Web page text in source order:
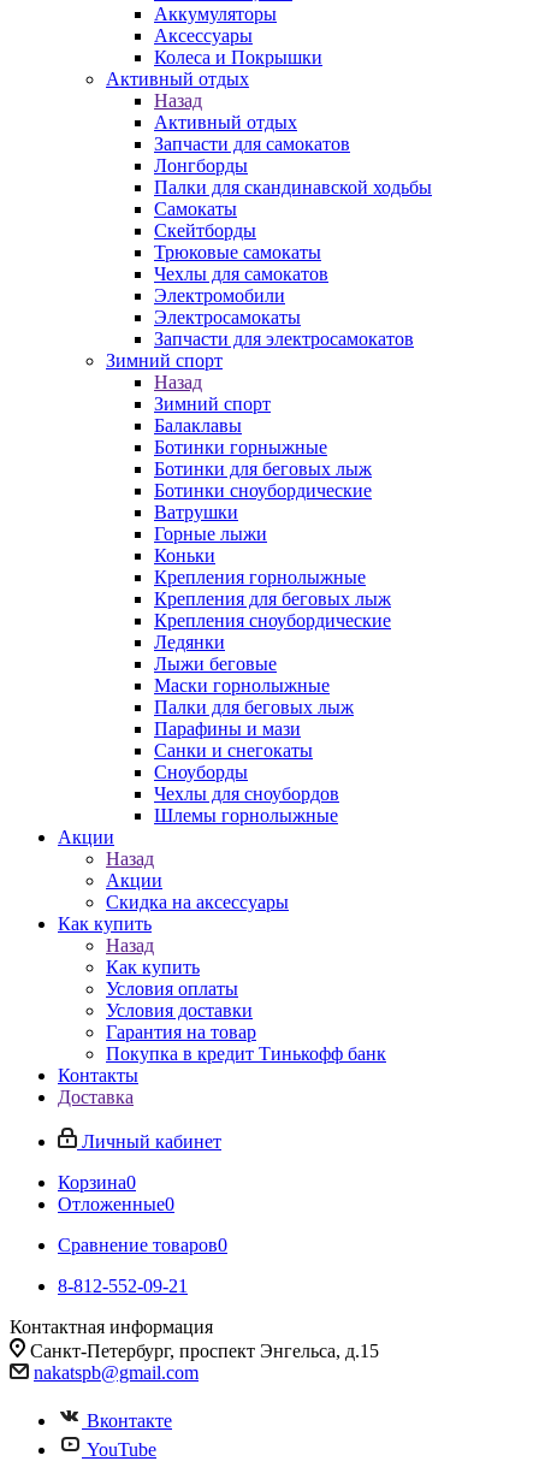
Аккумуляторы
Аксессуары
Колеса и Покрышки
Активный отдых
Назад
Активный отдых
Запчасти для самокатов
Лонгборды
Палки для скандинавской ходьбы
Самокаты
Скейтборды
Трюковые самокаты
Чехлы для самокатов
Электромобили
Электросамокаты
Запчасти для электросамокатов
Зимний спорт
Назад
Зимний спорт
Балаклавы
Ботинки горныжные
Ботинки для беговых лыж
Ботинки сноубордические
Ватрушки
Горные лыжи
Коньки
Крепления горнолыжные
Крепления для беговых лыж
Крепления сноубордические
Ледянки
Лыжи беговые
Маски горнолыжные
Палки для беговых лыж
Парафины и мази
Санки и снегокаты
Сноуборды
Чехлы для сноубордов
Шлемы горнолыжные
Акции
Назад
Акции
Скидка на аксессуары
Как купить
Назад
Как купить
Условия оплаты
Условия доставки
Гарантия на товар
Покупка в кредит Тинькофф банк
Контакты
Доставка
Личный кабинет
Корзина0
Отложенные0
Сравнение товаров0
8-812-552-09-21
Контактная информация
Санкт-Петербург, проспект Энгельса, д.15
nakatspb@gmail.com
Вконтакте
YouTube